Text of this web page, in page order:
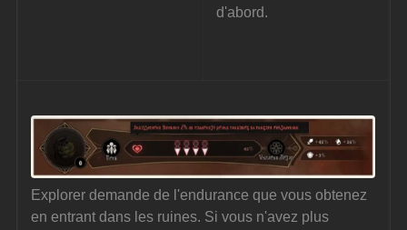
d'abord.
Explorer demande de l'endurance que vous obtenez
en entrant dans les ruines. Si vous n'avez plus